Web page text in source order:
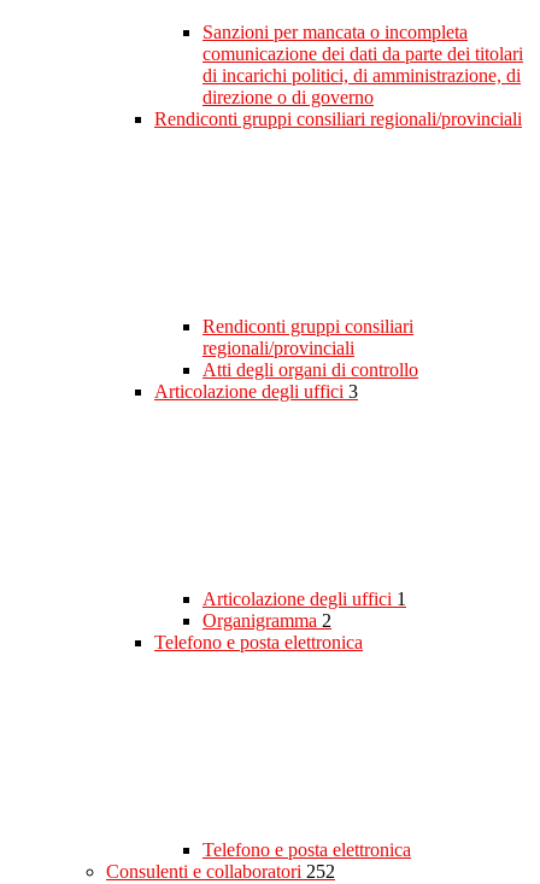
Sanzioni per mancata o incompleta
comunicazione dei dati da parte dei titolari
di incarichi politici, di amministrazione, di
direzione o di governo
Rendiconti gruppi consiliari regionali/provinciali
Rendiconti gruppi consiliari
regionali/provinciali
Atti degli organi di controllo
Articolazione degli uffici 3
Articolazione degli uffici 1
Organigramma 2
Telefono e posta elettronica
Telefono e posta elettronica
Consulenti e collaboratori 252